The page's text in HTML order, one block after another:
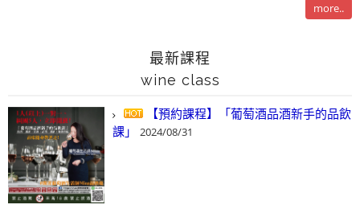
more..
最新課程
wine class
【預約課程】「葡萄酒品酒新手的品飲
課」
2024/08/31